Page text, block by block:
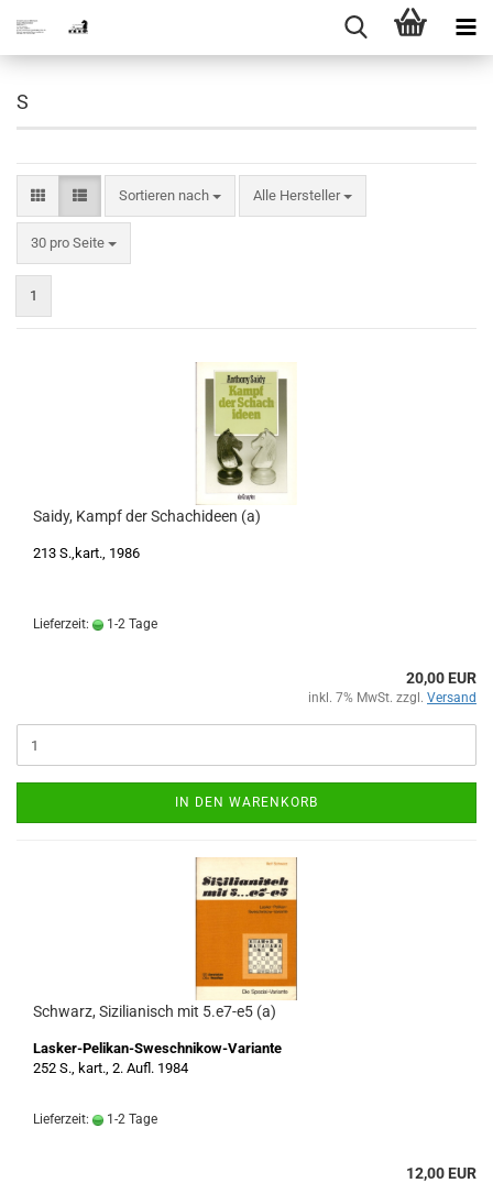
S
Sortieren nach
Sortieren nach Alle Hersteller
30 pro Seite
pro Seite
1
Saidy, Kampf der Schachideen (a)
213 S.,kart., 1986
Lieferzeit: 1-2 Tage
20,00 EUR
inkl. 7% MwSt. zzgl. Versand
IN DEN WARENKORB
Schwarz, Sizilianisch mit 5.e7-e5 (a)
Lasker-Pelikan-Sweschnikow-Variante
252 S., kart., 2. Aufl. 1984
Lieferzeit: 1-2 Tage
12,00 EUR